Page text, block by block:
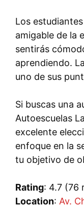
Los
amigable de la
sentirás
aprendiendo.
uno de sus
Si buscas una
Autoescuelas
excelente
enfoque en la
tu objetivo de
Rating: 4.7 (76
Location: Av.